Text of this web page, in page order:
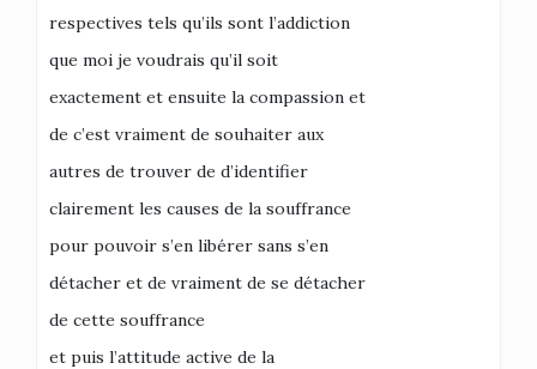
respectives tels qu’ils sont l’addiction
que moi je voudrais qu’il soit
exactement et ensuite la compassion et
de c’est vraiment de souhaiter aux
autres de trouver de d’identifier
clairement les causes de la souffrance
pour pouvoir s’en libérer sans s’en
détacher et de vraiment de se détacher
de cette souffrance
et puis l’attitude active de la